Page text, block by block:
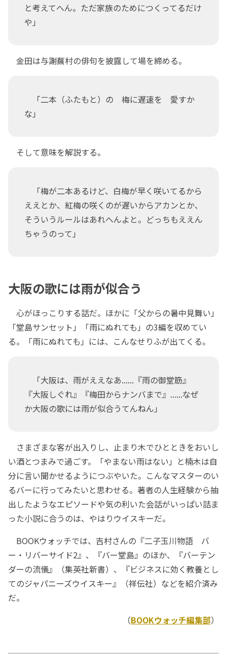
と考えてへん。ただ家族のためにつくってるだけ
や」
金田は与謝蕪村の俳句を披露して場を締める。
「二本（ふたもと）の 梅に遅速を 愛すか
な」
そして意味を解説する。
「梅が二本あるけど、白梅が早く咲いてるから
ええとか、紅梅の咲くのが遅いからアカンとか、
そういうルールはあれへんよと。どっちもええん
ちゃうのって」
大阪の歌には雨が似合う
心がほっこりする話だ。ほかに「父からの暑中見舞い」
「堂島サンセット」「雨にぬれても」の3編を収めてい
る。「雨にぬれても」には、こんなせりふが出てくる。
「大阪は、雨がええなあ......『雨の御堂筋』
『大阪しぐれ』『梅田からナンバまで』......なぜ
か大阪の歌には雨が似合うてんねん」
さまざまな客が出入りし、止まり木でひとときをおいし
い酒とつまみで過ごす。「やまない雨はない」と楠木は自
分に言い聞かせるようにつぶやいた。こんなマスターのい
るバーに行ってみたいと思わせる。著者の人生経験から抽
出したようなエピソードや気の利いた会話がいっぱい詰ま
った小説に合うのは、やはりウイスキーだ。
BOOKウォッチでは、吉村さんの『二子玉川物語 バ
ー・リバーサイド2』、『バー堂島』のほか、『バーテン
ダーの流儀』（集英社新書）、『ビジネスに効く教養とし
てのジャパニーズウイスキー』（祥伝社）などを紹介済み
だ。
（BOOKウォッチ編集部）